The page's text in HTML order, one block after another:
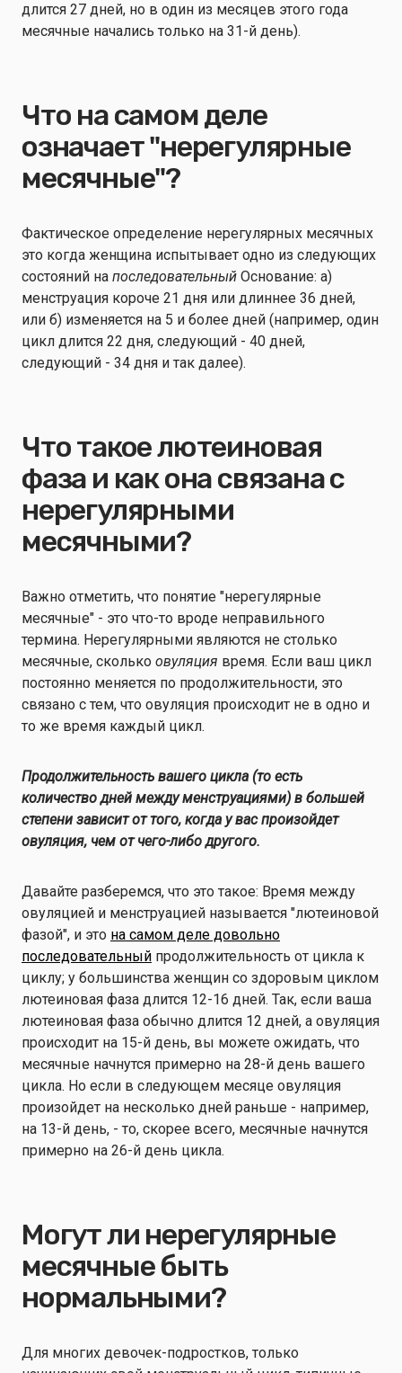
длится 27 дней, но в один из месяцев этого года
месячные начались только на 31-й день).
Что на самом деле
означает "нерегулярные
месячные"?
Фактическое определение нерегулярных месячных
это когда женщина испытывает одно из следующих
состояний на последовательный Основание: а)
менструация короче 21 дня или длиннее 36 дней,
или б) изменяется на 5 и более дней (например, один
цикл длится 22 дня, следующий - 40 дней,
следующий - 34 дня и так далее).
Что такое лютеиновая
фаза и как она связана с
нерегулярными
месячными?
Важно отметить, что понятие "нерегулярные
месячные" - это что-то вроде неправильного
термина. Нерегулярными являются не столько
месячные, сколько овуляция время. Если ваш цикл
постоянно меняется по продолжительности, это
связано с тем, что овуляция происходит не в одно и
то же время каждый цикл.
Продолжительность вашего цикла (то есть
количество дней между менструациями) в большей
степени зависит от того, когда у вас произойдет
овуляция, чем от чего-либо другого.
Давайте разберемся, что это такое: Время между
овуляцией и менструацией называется "лютеиновой
фазой", и это на самом деле довольно
последовательный продолжительность от цикла к
циклу; у большинства женщин со здоровым циклом
лютеиновая фаза длится 12-16 дней. Так, если ваша
лютеиновая фаза обычно длится 12 дней, а овуляция
происходит на 15-й день, вы можете ожидать, что
месячные начнутся примерно на 28-й день вашего
цикла. Но если в следующем месяце овуляция
произойдет на несколько дней раньше - например,
на 13-й день, - то, скорее всего, месячные начнутся
примерно на 26-й день цикла.
Могут ли нерегулярные
месячные быть
нормальными?
Для многих девочек-подростков, только